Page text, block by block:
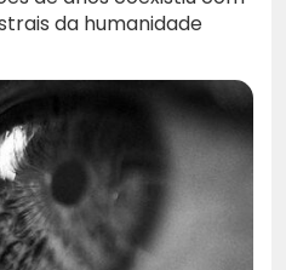
da humanidade